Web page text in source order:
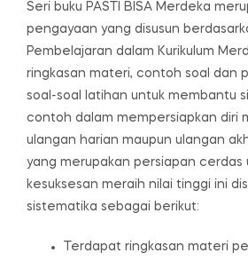
Seri buku PASTI BISA Merdeka
pengayaan yang disusun
Pembelajaran dalam Kurikulum
ringkasan materi, contoh soal dan
soal-soal latihan untuk membantu
contoh dalam mempersiapkan diri
ulangan harian maupun ulangan
yang merupakan persiapan cerdas
kesuksesan meraih nilai tinggi ini
sistematika sebagai berikut:
Terdapat ringkasan materi